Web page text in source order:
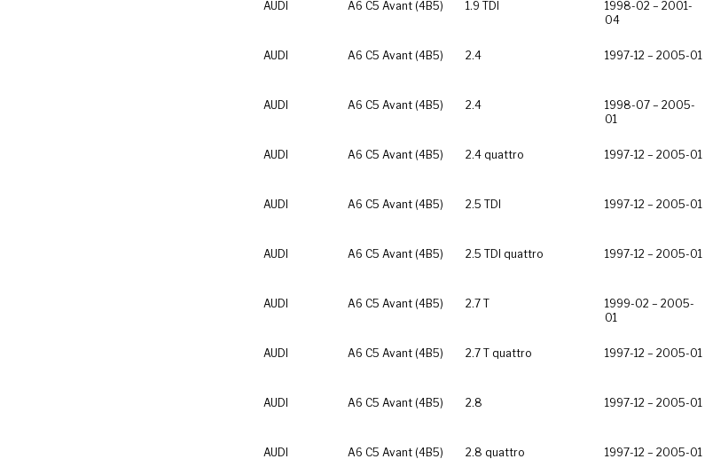
AUDI
A6 C5 Avant (4B5) 1.9 TDI
1998-02 – 2001-
04
AUDI
A6 C5 Avant (4B5) 2.4 1997-12 – 2005-01
AUDI
A6 C5 Avant (4B5) 2.4
1998-07 – 2005-
01
AUDI
A6 C5 Avant (4B5) 2.4 quattro 1997-12 – 2005-01
AUDI
A6 C5 Avant (4B5) 2.5 TDI 1997-12 – 2005-01
AUDI
A6 C5 Avant (4B5) 2.5 TDI quattro 1997-12 – 2005-01
AUDI
A6 C5 Avant (4B5) 2.7 T
1999-02 – 2005-
01
AUDI
A6 C5 Avant (4B5) 2.7 T quattro 1997-12 – 2005-01
AUDI
A6 C5 Avant (4B5) 2.8 1997-12 – 2005-01
AUDI
A6 C5 Avant (4B5) 2.8 quattro 1997-12 – 2005-01